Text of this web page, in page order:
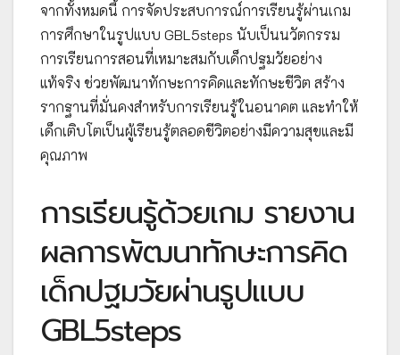
จากทั้งหมดนี้ การจัดประสบการณ์การเรียนรู้ผ่านเกม
การศึกษาในรูปแบบ GBL5steps นับเป็นนวัตกรรม
การเรียนการสอนที่เหมาะสมกับเด็กปฐมวัยอย่าง
แท้จริง ช่วยพัฒนาทักษะการคิดและทักษะชีวิต สร้าง
รากฐานที่มั่นคงสำหรับการเรียนรู้ในอนาคต และทำให้
เด็กเติบโตเป็นผู้เรียนรู้ตลอดชีวิตอย่างมีความสุขและมี
คุณภาพ
การเรียนรู้ด้วยเกม รายงาน
ผลการพัฒนาทักษะการคิด
เด็กปฐมวัยผ่านรูปแบบ
GBL5steps